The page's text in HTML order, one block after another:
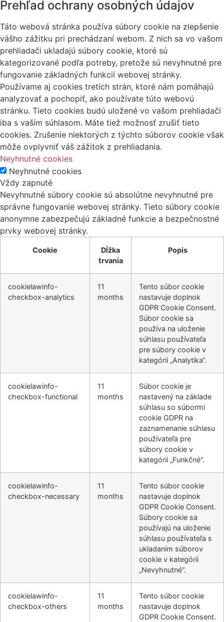
Prehľad ochrany osobných údajov
Táto webová stránka používa súbory cookie na zlepšenie
vášho zážitku pri prechádzaní webom. Z nich sa vo vašom
prehliadači ukladajú súbory cookie, ktoré sú
kategorizované podľa potreby, pretože sú nevyhnutné pre
fungovanie základných funkcií webovej stránky.
Používame aj cookies tretích strán, ktoré nám pomáhajú
analyzovať a pochopiť, ako používate túto webovú
stránku. Tieto cookies budú uložené vo vašom prehliadači
iba s vaším súhlasom. Máte tiež možnosť zrušiť tieto
cookies. Zrušenie niektorých z týchto súborov cookie však
môže ovplyvniť váš zážitok z prehliadania.
Neyhnutné cookies
Neyhnutné cookies
Vždy zapnuté
Nevyhnutné súbory cookie sú absolútne nevyhnutné pre
správne fungovanie webovej stránky. Tieto súbory cookie
anonymne zabezpečujú základné funkcie a bezpečnostné
prvky webovej stránky.
Cookie
Dĺžka
trvania
Popis
cookielawinfo-
checkbox-analytics
11
months
Tento súbor cookie
nastavuje doplnok
GDPR Cookie Consent.
Súbor cookie sa
používa na uloženie
súhlasu používateľa
pre súbory cookie v
kategórii „Analytika“.
cookielawinfo-
checkbox-functional
11
months
Súbor cookie je
nastavený na základe
súhlasu so súbormi
cookie GDPR na
zaznamenanie súhlasu
používateľa pre
súbory cookie v
kategórii „Funkčné“.
cookielawinfo-
checkbox-necessary
11
months
Tento súbor cookie
nastavuje doplnok
GDPR Cookie Consent.
Súbory cookie sa
používajú na uloženie
súhlasu používateľa s
ukladaním súborov
cookie v kategórii
„Nevyhnutné“.
cookielawinfo-
checkbox-others
11
months
Tento súbor cookie
nastavuje doplnok
GDPR Cookie Consent.